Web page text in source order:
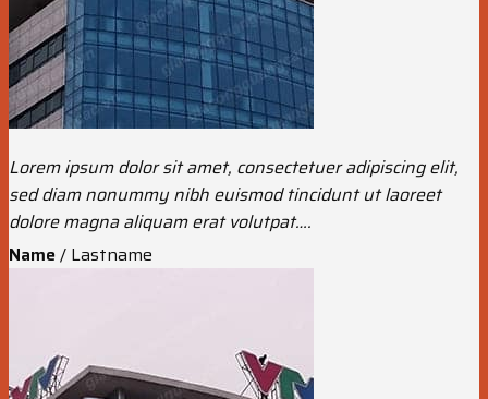
Lorem ipsum dolor sit amet, consectetuer adipiscing elit,
sed diam nonummy nibh euismod tincidunt ut laoreet
dolore magna aliquam erat volutpat….
Name/ Lastname